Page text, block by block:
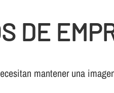
DE
mantener una